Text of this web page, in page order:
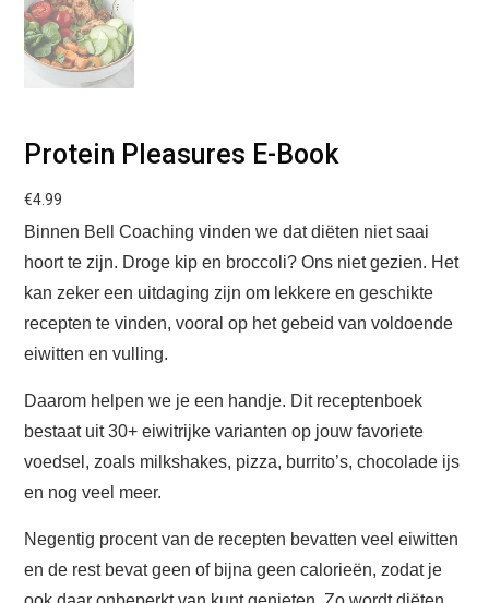
Protein Pleasures E-Book
€4.99
Binnen Bell Coaching vinden we dat diëten niet saai
hoort te zijn. Droge kip en broccoli? Ons niet gezien. Het
kan zeker een uitdaging zijn om lekkere en geschikte
recepten te vinden, vooral op het gebeid van voldoende
eiwitten en vulling.
Daarom helpen we je een handje. Dit receptenboek
bestaat uit 30+ eiwitrijke varianten op jouw favoriete
voedsel, zoals milkshakes, pizza, burrito’s, chocolade ijs
en nog veel meer.
Negentig procent van de recepten bevatten veel eiwitten
en de rest bevat geen of bijna geen calorieën, zodat je